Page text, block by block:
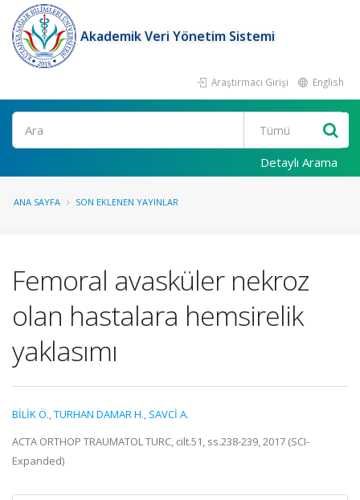
Akademik Veri Yönetim Sistemi
Araştırmacı Girişi English
Ara
Detaylı Arama
ANA SAYFA SON EKLENEN YAYINLAR
Femoral avasküler nekroz
olan hastalara hemsirelik
yaklasımı
BİLİK Ö.,TURHAN DAMAR H., SAVCİ A.
ACTA ORTHOP TRAUMATOL TURC, cilt.51, ss.238-239, 2017 (SCI-
Expanded)